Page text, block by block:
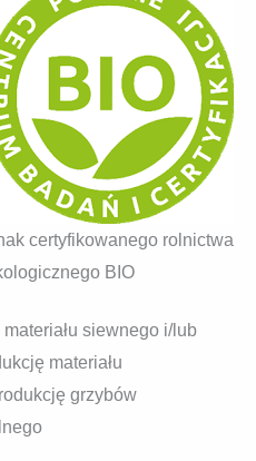
certyfikowanego rolnictwa
BIO
siewnego i/lub
materiału
grzybów